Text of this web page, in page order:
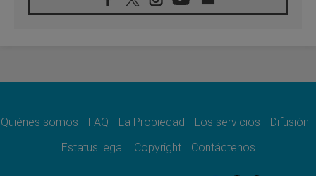
06.08.2026
noticia para todo el Uruguay
León XIV: La revolución del Evangelio
derriba los muros que separan
Quiénes somos FAQ La Propiedad Los servicios
Difusión
Estatus legal
Copyright Contáctenos